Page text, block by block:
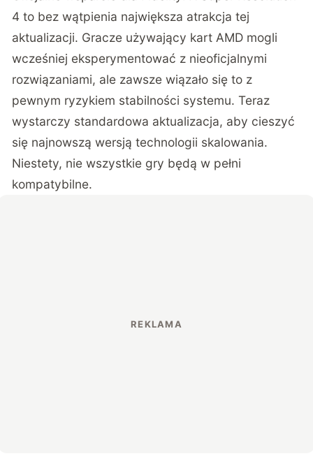
4 to bez wątpienia największa atrakcja tej
aktualizacji. Gracze używający kart AMD mogli
wcześniej eksperymentować z nieoficjalnymi
rozwiązaniami, ale zawsze wiązało się to z
pewnym ryzykiem stabilności systemu. Teraz
wystarczy standardowa aktualizacja, aby cieszyć
się najnowszą wersją technologii skalowania.
Niestety, nie wszystkie gry będą w pełni
kompatybilne.